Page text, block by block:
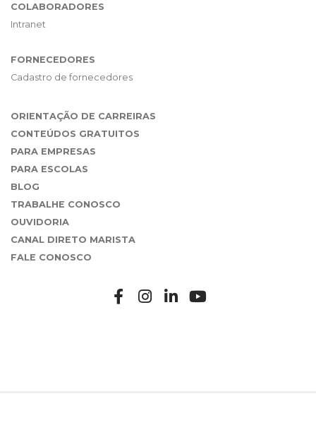
COLABORADORES
Intranet
FORNECEDORES
Cadastro de fornecedores
ORIENTAÇÃO DE CARREIRAS
CONTEÚDOS GRATUITOS
PARA EMPRESAS
PARA ESCOLAS
BLOG
TRABALHE CONOSCO
OUVIDORIA
CANAL DIRETO MARISTA
FALE CONOSCO